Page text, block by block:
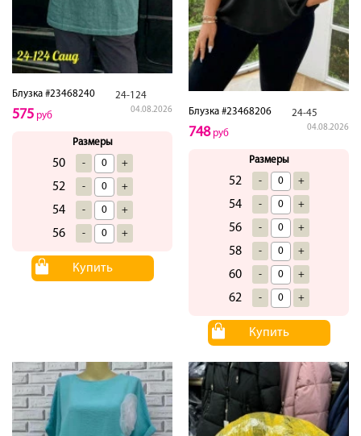
Блузка #23468240 24-124
04.08.2026
575 руб
Размеры
50 - +
52 - +
54 - +
56 - +
Купить
Блузка #23468206 24-45
04.08.2026
748руб
Размеры
52 - +
54 - +
56 - +
58 - +
60 - +
62 - +
Купить